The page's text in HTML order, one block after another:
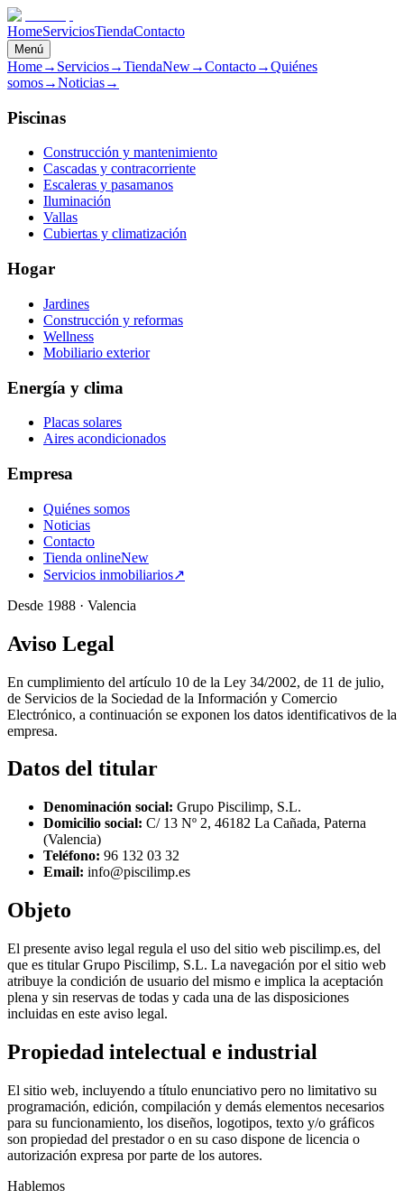
HomeServiciosTiendaContacto
Menú
Home→ Servicios→TiendaNew→Contacto→Quiénes
somos→Noticias→
Piscinas
Construcción y mantenimiento
Cascadas y contracorriente
Escaleras y pasamanos
Iluminación
Vallas
Cubiertas y climatización
Hogar
Jardines
Construcción y reformas
Wellness
Mobiliario exterior
Energía y clima
Placas solares
Aires acondicionados
Empresa
Quiénes somos
Noticias
Contacto
Tienda onlineNew
Servicios inmobiliarios↗
Desde 1988 · Valencia
Aviso Legal
En cumplimiento del artículo 10 de la Ley 34/2002, de 11 de julio,
de Servicios de la Sociedad de la Información y Comercio
Electrónico, a continuación se exponen los datos identificativos de la
empresa.
Datos del titular
Denominación social: Grupo Piscilimp, S.L.
Domicilio social: C/ 13 Nº 2, 46182 La Cañada, Paterna
(Valencia)
Teléfono: 96 132 03 32
Email: info@piscilimp.es
Objeto
El presente aviso legal regula el uso del sitio web piscilimp.es, del
que es titular Grupo Piscilimp, S.L. La navegación por el sitio web
atribuye la condición de usuario del mismo e implica la aceptación
plena y sin reservas de todas y cada una de las disposiciones
incluidas en este aviso legal.
Propiedad intelectual e industrial
El sitio web, incluyendo a título enunciativo pero no limitativo su
programación, edición, compilación y demás elementos necesarios
para su funcionamiento, los diseños, logotipos, texto y/o gráficos
son propiedad del prestador o en su caso dispone de licencia o
autorización expresa por parte de los autores.
Hablemos